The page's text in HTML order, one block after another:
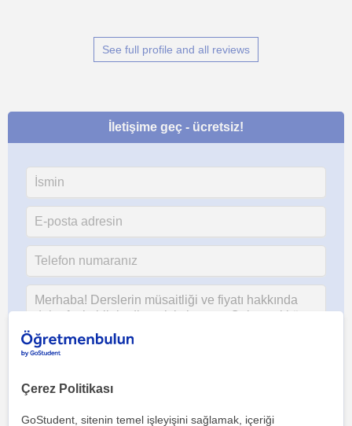
See full profile and all reviews
İletişime geç - ücretsiz!
Her iki düğmeye tıklayarak,
Çerez Politikası
GoStudent, sitenin temel işleyişini sağlamak, içeriği